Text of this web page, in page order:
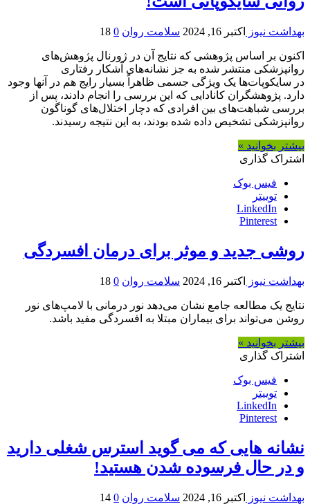
بهداشت نیوز اکتبر 16, 2024 سلامت روان 0
18
اکنون بر اساس پژوهشی که نتایج آن در ژورنال پژوهش‌های
روانپزشکی منتشر شده به جز نشانه‌های آشکار رفتاری
در سایکوپات‌ها یک ویژگی جسمی ظاهراً بسیار رایج هم در آنها وجود
دارد. پژوهشگران کانادایی که این بررسی را انجام دادند، پس از
بررسی شباهت‌های بین افرادی که دچار اختلال‌های گوناگون
روانپزشکی تشخیص داده شده بودند، به این نتیجه رسیدند.
بیشتر بخوانید »
اشتراک گذاری
فیس بوک
توییتر
LinkedIn
Pinterest
روشی جدید و موثر برای درمان افسردگی
بهداشت نیوز اکتبر 16, 2024 سلامت روان 0
18
نتایج یک مطالعه جامع نشان می‌دهد نور درمانی با لامپ‌های نور
روشن می‌تواند برای بیماران مبتلا به افسردگی مفید باشد.
بیشتر بخوانید »
اشتراک گذاری
فیس بوک
توییتر
LinkedIn
Pinterest
نشانه هایی که می گوید استرس شغلی دارید
و در حال فرسوده شدن هستید!
بهداشت نیوز اکتبر 16, 2024 سلامت روان 0
14